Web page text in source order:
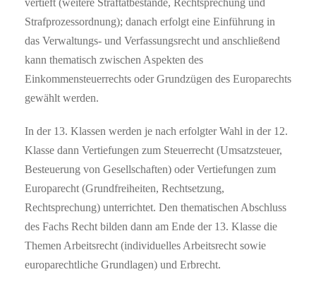
vertieft (weitere Straftatbestände, Rechtsprechung und
Strafprozessordnung); danach erfolgt eine Einführung in
das Verwaltungs- und Verfassungsrecht und anschließend
kann thematisch zwischen Aspekten des
Einkommensteuerrechts oder Grundzügen des Europarechts
gewählt werden.
In der 13. Klassen werden je nach erfolgter Wahl in der 12.
Klasse dann Vertiefungen zum Steuerrecht (Umsatzsteuer,
Besteuerung von Gesellschaften) oder Vertiefungen zum
Europarecht (Grundfreiheiten, Rechtsetzung,
Rechtsprechung) unterrichtet. Den thematischen Abschluss
des Fachs Recht bilden dann am Ende der 13. Klasse die
Themen Arbeitsrecht (individuelles Arbeitsrecht sowie
europarechtliche Grundlagen) und Erbrecht.